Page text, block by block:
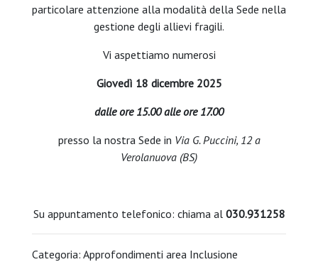
particolare attenzione alla modalità della Sede nella
gestione degli allievi fragili.
Vi aspettiamo numerosi
Giovedì 18 dicembre 2025
dalle ore 15.00 alle ore 17.00
presso la nostra Sede in Via G. Puccini, 12 a
Verolanuova (BS)
Su appuntamento telefonico: chiama al 030.931258
Categoria: Approfondimenti area Inclusione